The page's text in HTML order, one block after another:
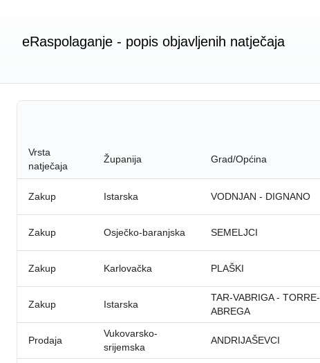
eRaspolaganje - popis objavljenih natječaja
Vrsta
natječaja
Županija Grad/Općina
Zakup Istarska VODNJAN - DIGNANO
Zakup Osječko-baranjska SEMELJCI
Zakup Karlovačka PLAŠKI
Zakup Istarska
TAR-VABRIGA - TORRE-
ABREGA
Prodaja
Vukovarsko-
srijemska
ANDRIJAŠEVCI